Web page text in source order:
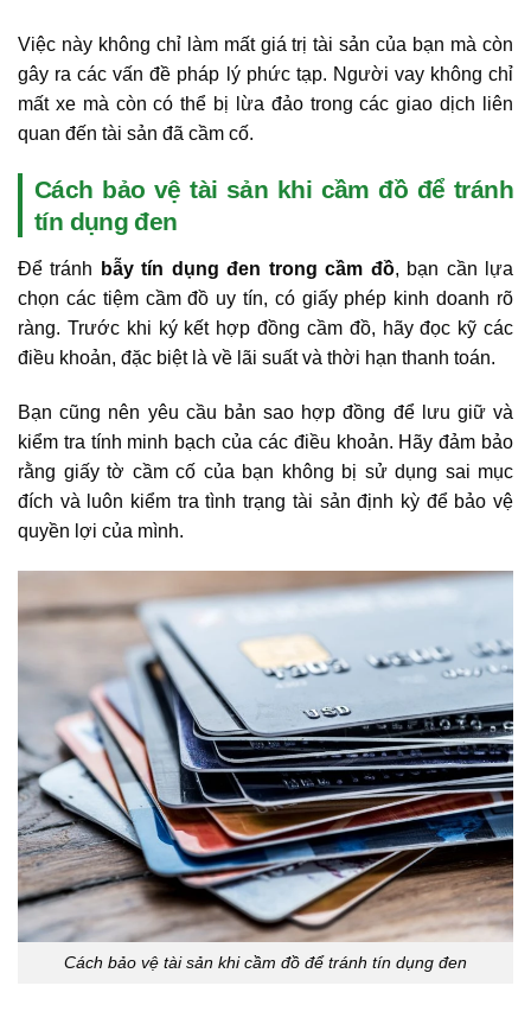
Việc này không chỉ làm mất giá trị tài sản của bạn mà còn
gây ra các vấn đề pháp lý phức tạp. Người vay không chỉ
mất xe mà còn có thể bị lừa đảo trong các giao dịch liên
quan đến tài sản đã cầm cố.
Cách bảo vệ tài sản khi cầm đồ để tránh
tín dụng đen
Để tránh bẫy tín dụng đen trong cầm đồ, bạn cần lựa
chọn các tiệm cầm đồ uy tín, có giấy phép kinh doanh rõ
ràng. Trước khi ký kết hợp đồng cầm đồ, hãy đọc kỹ các
điều khoản, đặc biệt là về lãi suất và thời hạn thanh toán.
Bạn cũng nên yêu cầu bản sao hợp đồng để lưu giữ và
kiểm tra tính minh bạch của các điều khoản. Hãy đảm bảo
rằng giấy tờ cầm cố của bạn không bị sử dụng sai mục
đích và luôn kiểm tra tình trạng tài sản định kỳ để bảo vệ
quyền lợi của mình.
Cách bảo vệ tài sản khi cầm đồ để tránh tín dụng đen